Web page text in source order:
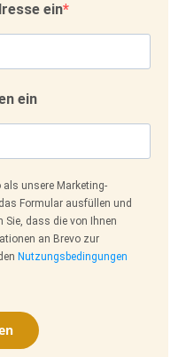
ein
ein
als unsere Marketing-
Formular ausfüllen und
Sie, dass die von Ihnen
an Brevo zur
Nutzungsbedingungen